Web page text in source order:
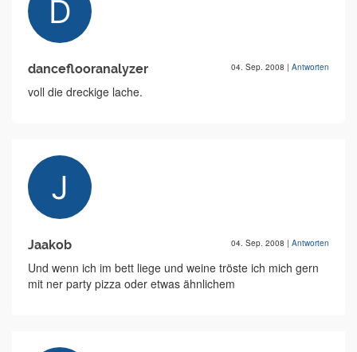
danceflooranalyzer 04. Sep. 2008 | Antworten
voll die dreckige lache.
Jaakob 04. Sep. 2008 | Antworten
Und wenn ich im bett liege und weine tröste ich mich gern
mit ner party pizza oder etwas ähnlichem